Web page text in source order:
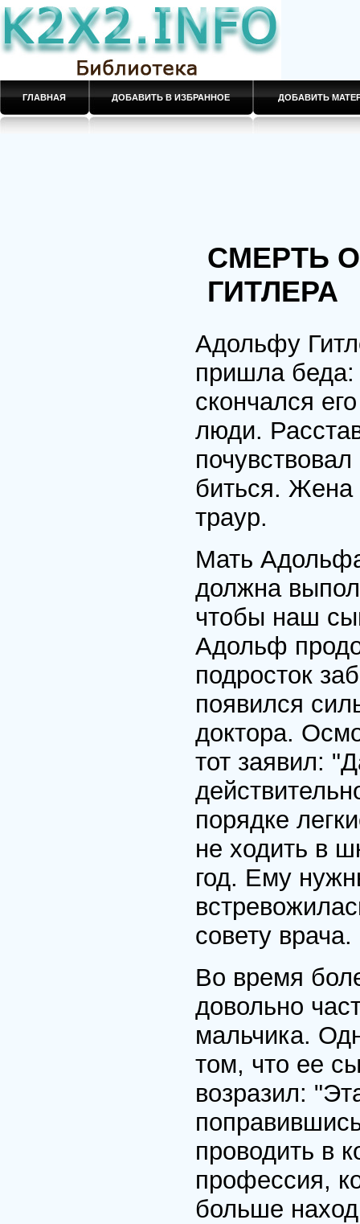
ГЛАВНАЯ ДОБАВИТЬ В ИЗБРАННОЕ ДОБАВИТЬ
СМЕРТЬ
ГИТЛЕРА
Адольфу
пришла беда:
скончался
люди.
биться. Жена
траур.
Мать
должна
чтобы наш
Адольф
подросток
появился
доктора.
тот заявил:
порядке
не ходить в
год. Ему
совету врача.
Во время
довольно
мальчика.
том, что ее
возразил:
проводить в
профессия,
больше